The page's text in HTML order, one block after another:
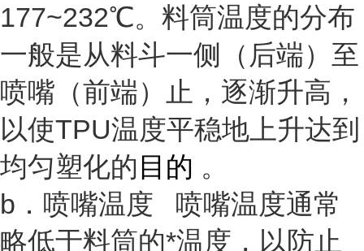
177~232℃。料筒温度的分布
一般是从料斗一侧（后端）至
喷嘴（前端）止，逐渐升高，
以使TPU温度平稳地上升达到
均匀塑化的 目的 。
b．喷嘴温度 喷嘴温度通常
略低于料筒的*温度，以防止